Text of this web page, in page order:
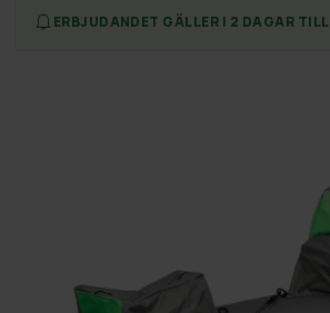
ERBJUDANDET GÄLLER I 2 DAGAR TILL